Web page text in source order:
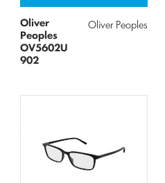
Oliver
Peoples
OV5602U
902
Oliver Peoples